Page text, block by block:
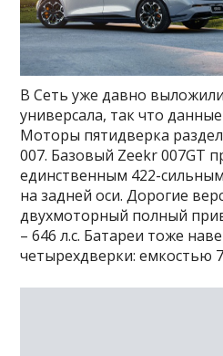
В Сеть уже давно
универсала, так что
Моторы пятидверка
007. Базовый Zeekr 007GT
единственным 422-
на задней оси. Дорогие
двухмоторный полный
– 646 л.с. Батареи тоже
четырехдверки: емкостью